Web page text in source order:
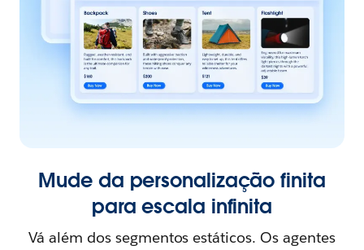
Mude da personalização finita
para escala infinita
Vá além dos segmentos estáticos. Os agentes